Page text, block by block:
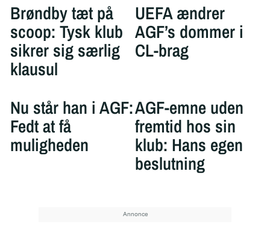
Brøndby tæt på
scoop: Tysk klub
sikrer sig særlig
klausul
UEFA ændrer
AGF’s dommer i
CL-brag
Nu står han i AGF:
Fedt at få
muligheden
AGF-emne uden
fremtid hos sin
klub: Hans egen
beslutning